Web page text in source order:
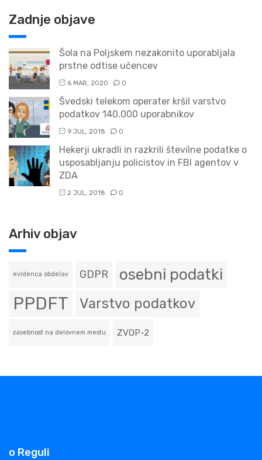
Zadnje objave
Šola na Poljskem nezakonito uporabljala
prstne odtise učencev
6 MAR, 2020 0
Švedski telekom operater kršil varstvo
podatkov 140.000 uporabnikov
9 JUL, 2018 0
Hekerji ukradli in razkrili številne podatke o
usposabljanju policistov in FBI agentov v
ZDA
2 JUL, 2018 0
Arhiv objav
evidenca obdelav GDPR osebni podatki
PPDFT Varstvo podatkov
zasebnost na delovnem mestu ZVOP-2
o Reguli